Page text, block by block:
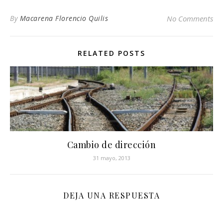
By Macarena Florencio Quilis No Comments
RELATED POSTS
Cambio de dirección
31 mayo, 2013
DEJA UNA RESPUESTA